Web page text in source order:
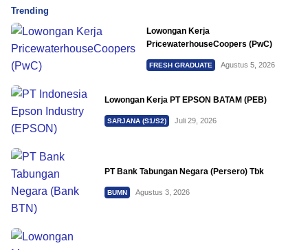
Trending
Lowongan Kerja
PricewaterhouseCoopers (PwC)
FRESH GRADUATE Agustus 5, 2026
Lowongan Kerja PT EPSON BATAM (PEB)
SARJANA (S1/S2) Juli 29, 2026
PT Bank Tabungan Negara (Persero) Tbk
BUMN Agustus 3, 2026